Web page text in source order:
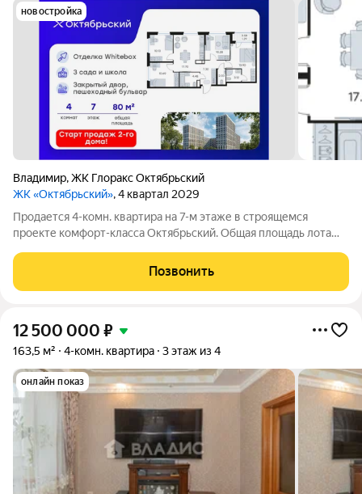
новостройка
Владимир,ЖК Глоракс Октябрьский
ЖК «Октябрьский», 4 квартал 2029
Продается 4-комн. квартира на 7-м этаже в строящемся
проекте комфорт-класса Октябрьский. Общая площадь лота
жилую и 17,70 кв. м под кухонную зону. Номер квартиры - 240.
Старт продаж новой
Позвонить
12 500 000 ₽
163,5 м² 4-комн. квартира 3 этаж из 4
онлайн показ